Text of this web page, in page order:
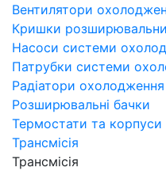
Вентилятори
Кришки
Насоси системи
Патрубки системи
Радіатори
Розширювальні бачки
Термостати та корпуси
Трансмісія
Трансмісія